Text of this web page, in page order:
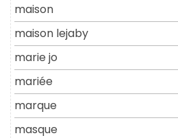
maison
maison lejaby
marie jo
mariée
marque
masque